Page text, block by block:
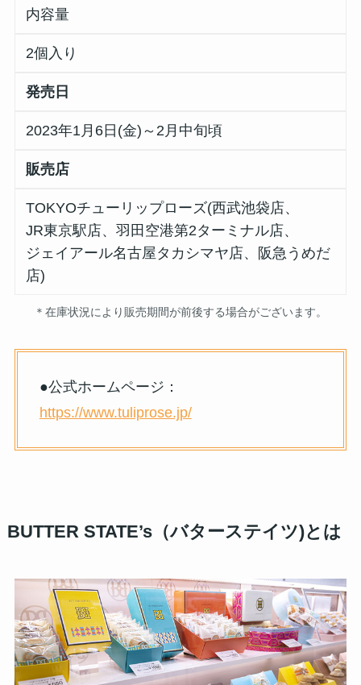
内容量
2個入り
発売日
2023年1月6日(金)～2月中旬頃
販売店
TOKYOチューリップローズ(西武池袋店、
JR東京駅店、羽田空港第2ターミナル店、
ジェイアール名古屋タカシマヤ店、阪急うめだ
店)
＊在庫状況により販売期間が前後する場合がございます。
●公式ホームページ：
https://www.tuliprose.jp/
BUTTER STATE’s（バターステイツ)とは